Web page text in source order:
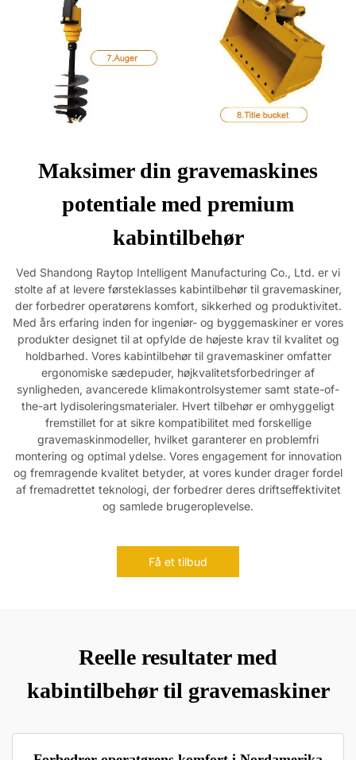
Maksimer din gravemaskines
potentiale med premium
kabintilbehør
Ved Shandong Raytop Intelligent Manufacturing Co., Ltd. er vi
stolte af at levere førsteklasses kabintilbehør til gravemaskiner,
der forbedrer operatørens komfort, sikkerhed og produktivitet.
Med års erfaring inden for ingeniør- og byggemaskiner er vores
produkter designet til at opfylde de højeste krav til kvalitet og
holdbarhed. Vores kabintilbehør til gravemaskiner omfatter
ergonomiske sædepuder, højkvalitetsforbedringer af
synligheden, avancerede klimakontrolsystemer samt state-of-
the-art lydisoleringsmaterialer. Hvert tilbehør er omhyggeligt
fremstillet for at sikre kompatibilitet med forskellige
gravemaskinmodeller, hvilket garanterer en problemfri
montering og optimal ydelse. Vores engagement for innovation
og fremragende kvalitet betyder, at vores kunder drager fordel
af fremadrettet teknologi, der forbedrer deres driftseffektivitet
og samlede brugeroplevelse.
Få et tilbud
Reelle resultater med
kabintilbehør til gravemaskiner